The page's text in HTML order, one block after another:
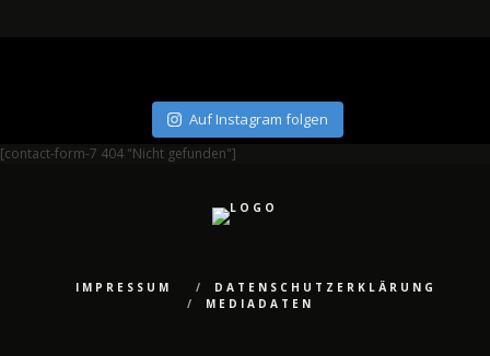
Auf Instagram folgen
[contact-form-7 404 "Nicht gefunden"]
IMPRESSUM
DATENSCHUTZERKLÄRUNG
MEDIADATEN